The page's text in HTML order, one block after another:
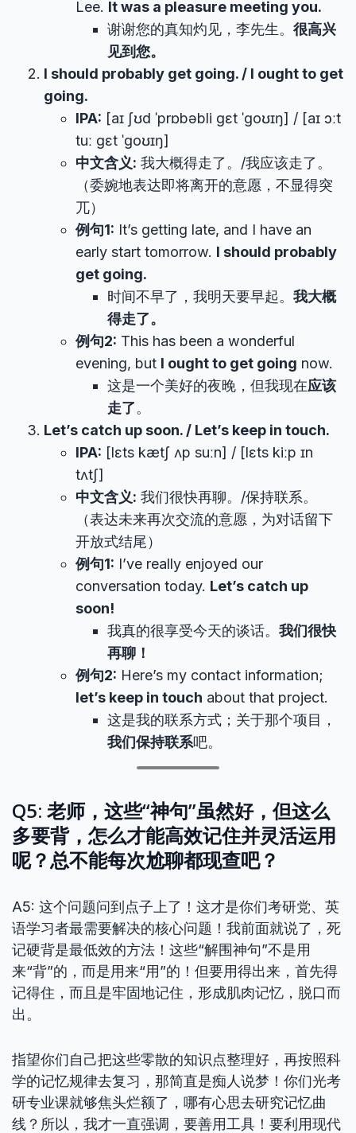
Lee. It was a pleasure meeting you.
谢谢您的真知灼见，李先生。 很高兴
见到您。
I should probably get going. / I ought to get
going.
IPA: [aɪ ʃʊd ˈprɒbəbli ɡɛt ˈɡoʊɪŋ] / [aɪ ɔːt
tuː ɡɛt ˈɡoʊɪŋ]
中文含义: 我大概得走了。/我应该走了。
（委婉地表达即将离开的意愿，不显得突
兀）
例句1: It’s getting late, and I have an
early start tomorrow. I should probably
get going.
时间不早了，我明天要早起。 我大概
得走了。
例句2: This has been a wonderful
evening, but I ought to get going now.
这是一个美好的夜晚，但我现在应该
走了。
Let’s catch up soon. / Let’s keep in touch.
IPA: [lɛts kætʃ ʌp suːn] / [lɛts kiːp ɪn
tʌtʃ]
中文含义: 我们很快再聊。/保持联系。
（表达未来再次交流的意愿，为对话留下
开放式结尾）
例句1: I’ve really enjoyed our
conversation today. Let’s catch up
soon!
我真的很享受今天的谈话。 我们很快
再聊！
例句2: Here’s my contact information;
let’s keep in touch about that project.
这是我的联系方式；关于那个项目，
我们保持联系吧。
Q5: 老师，这些“神句”虽然好，但这么
多要背，怎么才能高效记住并灵活运用
呢？总不能每次尬聊都现查吧？
A5: 这个问题问到点子上了！这才是你们考研党、英
语学习者最需要解决的核心问题！我前面就说了，死
记硬背是最低效的方法！这些“解围神句”不是用
来“背”的，而是用来“用”的！但要用得出来，首先得
记得住，而且是牢固地记住，形成肌肉记忆，脱口而
出。
指望你们自己把这些零散的知识点整理好，再按照科
学的记忆规律去复习，那简直是痴人说梦！你们光考
研专业课就够焦头烂额了，哪有心思去研究记忆曲
线？所以，我才一直强调，要善用工具！要利用现代